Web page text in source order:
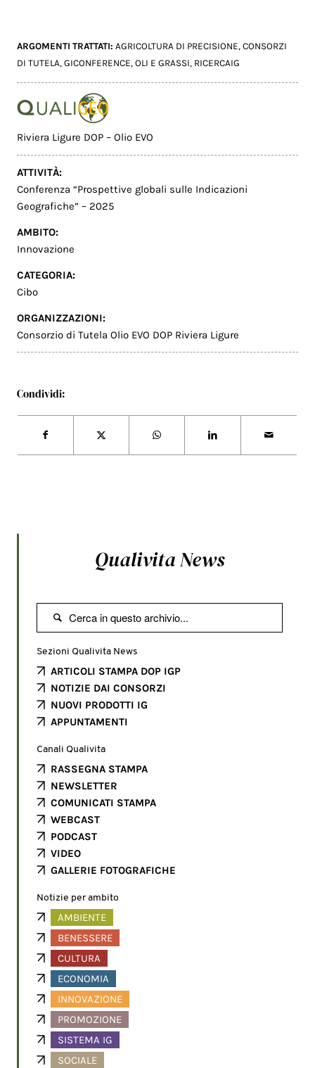
ARGOMENTI TRATTATI:AGRICOLTURA DI PRECISIONE,CONSORZI
DI TUTELA,GICONFERENCE,OLI E GRASSI, RICERCAIG
Riviera Ligure DOP – Olio EVO
ATTIVITÀ:
Conferenza “Prospettive globali sulle Indicazioni
Geografiche” – 2025
AMBITO:
Innovazione
CATEGORIA:
Cibo
ORGANIZZAZIONI:
Consorzio di Tutela Olio EVO DOP Riviera Ligure
Condividi:
Qualivita News

Sezioni Qualivita News
ARTICOLI STAMPA DOP IGP
NOTIZIE DAI CONSORZI
NUOVI PRODOTTI IG
APPUNTAMENTI
Canali Qualivita
RASSEGNA STAMPA
NEWSLETTER
COMUNICATI STAMPA
WEBCAST
PODCAST
VIDEO
GALLERIE FOTOGRAFICHE
Notizie per ambito
AMBIENTE
BENESSERE
CULTURA
ECONOMIA
INNOVAZIONE
PROMOZIONE
SISTEMA IG
SOCIALE